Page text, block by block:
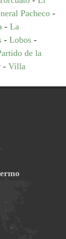
Pacheco -
- La
- Lobos -
de la
- Villa